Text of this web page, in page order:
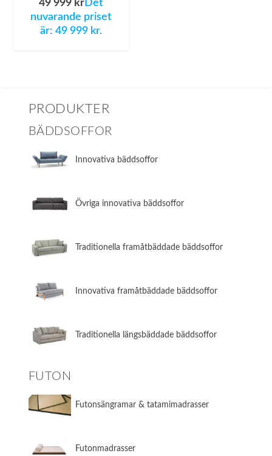
49 999 krDet
nuvarande priset
är: 49 999 kr.
PRODUKTER
BÄDDSOFFOR
Innovativa bäddsoffor
Övriga innovativa bäddsoffor
​Traditionella framåtbäddade bäddsoffor
​Innovativa framåtbäddade bäddsoffor
​Traditionella längsbäddade bäddsoffor
FUTON
Futonsängramar & tatamimadrasser
Futonmadrasser